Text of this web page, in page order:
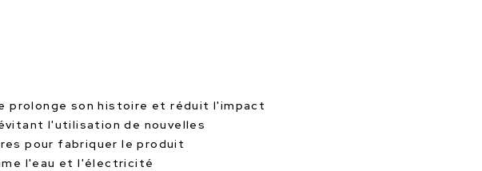
prolonge son histoire et réduit l'impact
l'utilisation de nouvelles
pour fabriquer le produit
l'eau et l'électricité